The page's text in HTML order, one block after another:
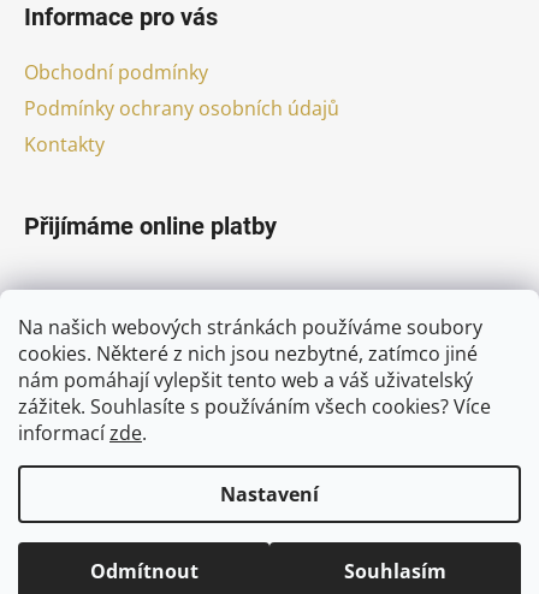
Na našich webových stránkách používáme soubory
cookies. Některé z nich jsou nezbytné, zatímco jiné
nám pomáhají vylepšit tento web a váš uživatelský
zážitek. Souhlasíte s používáním všech cookies?Více
informacízde.
Nastavení
Odmítnout Souhlasím
Informace pro vás
Obchodní podmínky
Podmínky ochrany osobních údajů
Kontakty
Přijímáme online platby
Facebook
Vytvořil Shoptet
Copyright 2026
. Všechna práva